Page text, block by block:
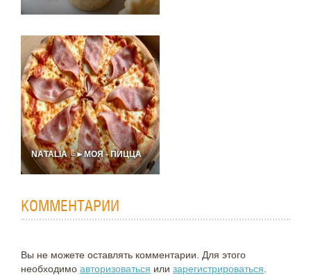
NАTALIA ╚►МОЯ - ПИЦЦА
КОММЕНТАРИИ
Вы не можете оставлять комментарии. Для этого
необходимо авторизоваться или зарегистрироваться